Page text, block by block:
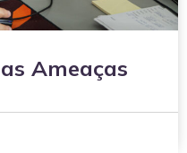
Ameaças